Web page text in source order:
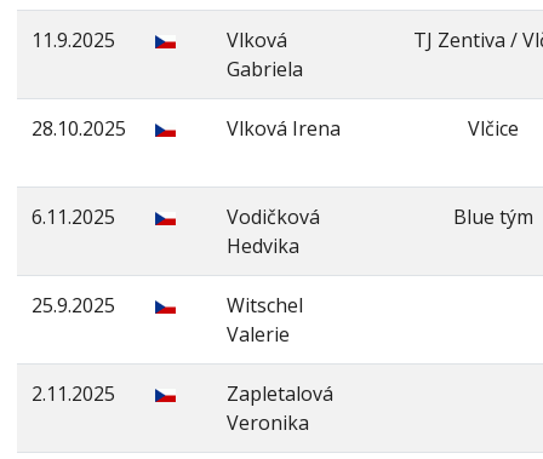
11.9.2025
Vlková
Gabriela
TJ Zentiva /
28.10.2025 Vlková Irena Vlčice
6.11.2025
Vodičková
Hedvika
Blue tým
25.9.2025
Witschel
Valerie
2.11.2025
Zapletalová
Veronika